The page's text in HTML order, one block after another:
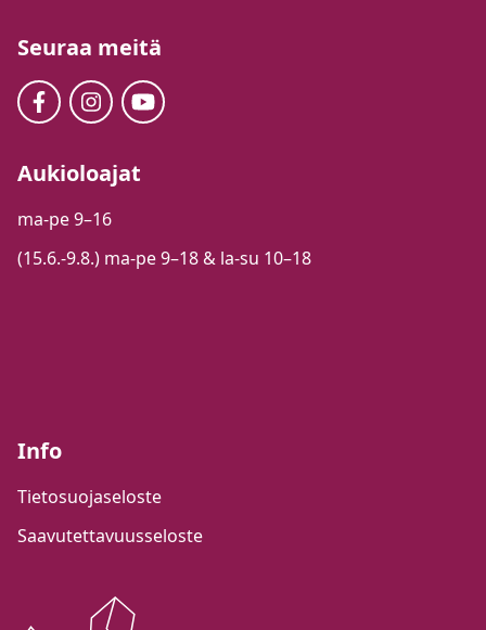
Seuraa meitä
Aukioloajat
ma-pe 9–16
(15.6.-9.8.) ma-pe 9–18 & la-su 10–18
Info
Tietosuojaseloste
Saavutettavuusseloste